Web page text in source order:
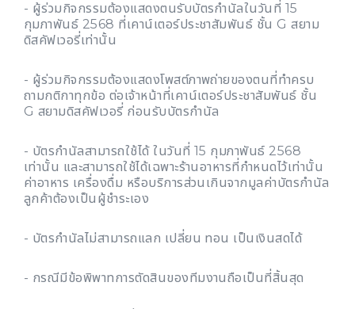
- ผู้ร่วมกิจกรรมต้องแสดงตนรับบัตรกำนัลในวันที่ 15
กุมภาพันธ์ 2568 ที่เคาน์เตอร์ประชาสัมพันธ์ ชั้น G สยาม
ดิสคัฟเวอรี่เท่านั้น
- ผู้ร่วมกิจกรรมต้องแสดงโพสต์ภาพถ่ายของตนที่ทำครบ
ถามกติกาทุกข้อ ต่อเจ้าหน้าที่เคาน์เตอร์ประชาสัมพันธ์ ชั้น
G สยามดิสคัฟเวอรี่ ก่อนรับบัตรกำนัล
- บัตรกำนัลสามารถใช้ได้ ในวันที่ 15 กุมภาพันธ์ 2568
เท่านั้น และสามารถใช้ได้เฉพาะร้านอาหารที่กำหนดไว้เท่านั้น
ค่าอาหาร เครื่องดื่ม หรือบริการส่วนเกินจากมูลค่าบัตรกำนัล
ลูกค้าต้องเป็นผู้ชำระเอง
- บัตรกำนัลไม่สามารถแลก เปลี่ยน ทอน เป็นเงินสดได้
- กรณีมีข้อพิพาทการตัดสินของทีมงานถือเป็นที่สิ้นสุด